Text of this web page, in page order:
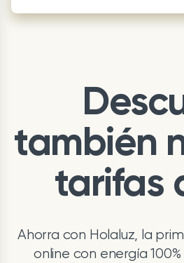
también
tarifas
Ahorra con Holaluz, la
online con energía